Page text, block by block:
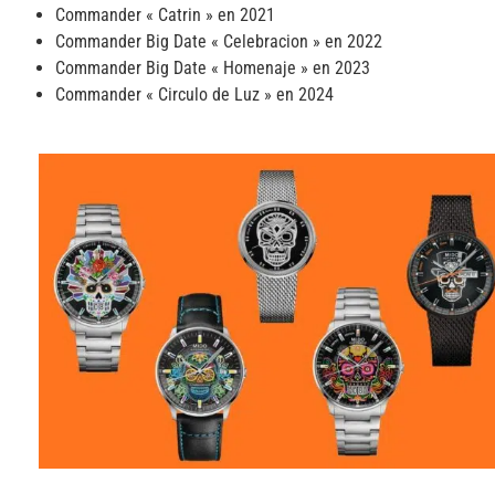
Commander « Catrin » en 2021
Commander Big Date « Celebracion » en 2022
Commander Big Date « Homenaje » en 2023
Commander « Circulo de Luz » en 2024